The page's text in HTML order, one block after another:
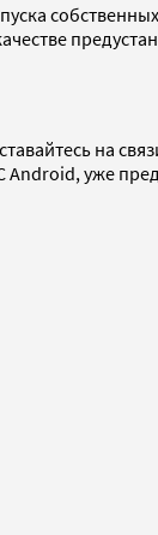
на
уже